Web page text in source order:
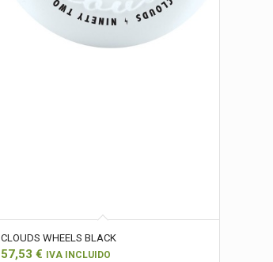
CLOUDS WHEELS BLACK
57,53 € IVA INCLUIDO